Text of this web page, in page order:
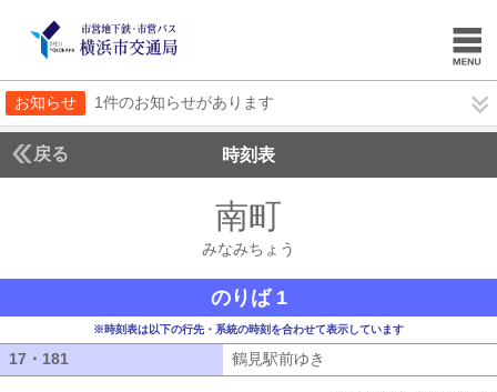
お知らせ 1件のお知らせがあります
戻る 時刻表
南町
みなみちょう
のりば 1
※時刻表は以下の行先・系統の時刻を合わせて表示しています
17・181 鶴見駅前ゆき